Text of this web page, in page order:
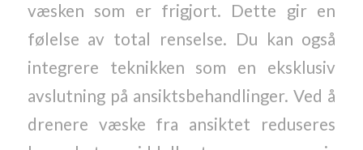
væsken som er frigjort. Dette gir en
følelse av total renselse. Du kan også
integrere teknikken som en eksklusiv
avslutning på ansiktsbehandlinger. Ved å
drenere væske fra ansiktet reduseres